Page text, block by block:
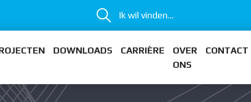
Ik wil vinden...
DOWNLOADS CARRIÈRE
OVER
ONS
CONTACT